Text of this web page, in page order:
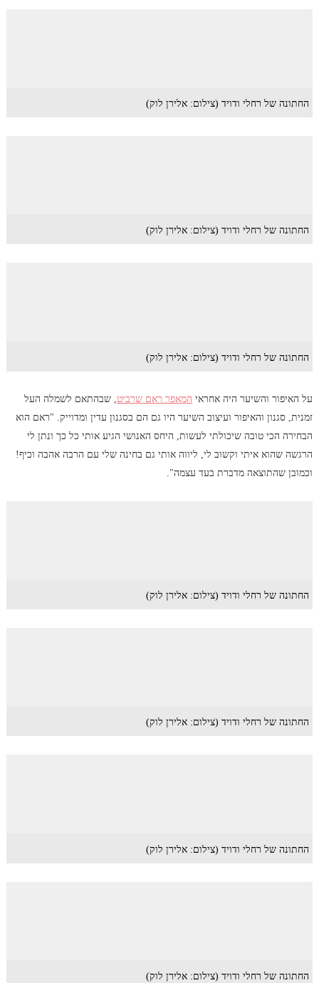
החתונה של רחלי ודויד (צילום: אלירן לוק)
החתונה של רחלי ודויד (צילום: אלירן לוק)
החתונה של רחלי ודויד (צילום: אלירן לוק)
על האיפור והשיער היה אחראי המאפר ראם שרביט, שבהתאם לשמלה העל
זמנית, סגנון והאיפור ועיצוב השיער היו גם הם בסגנון עדין ומדוייק. "ראם הוא
הבחירה הכי טובה שיכולתי לעשות, היחס האנושי הגיע אותי כל כך ונתן לי
הרגשה שהוא איתי וקשוב לי, ליווה אותי גם בחינה שלי עם הרבה אהבה וכיף!
וכמובן שהתוצאה מדברת בעד עצמה".
החתונה של רחלי ודויד (צילום: אלירן לוק)
החתונה של רחלי ודויד (צילום: אלירן לוק)
החתונה של רחלי ודויד (צילום: אלירן לוק)
החתונה של רחלי ודויד (צילום: אלירן לוק)